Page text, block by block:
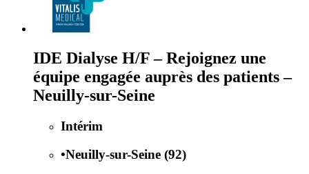
IDE Dialyse H/F – Rejoignez une
équipe engagée auprès des patients –
Neuilly-sur-Seine
Intérim
•Neuilly-sur-Seine (92)